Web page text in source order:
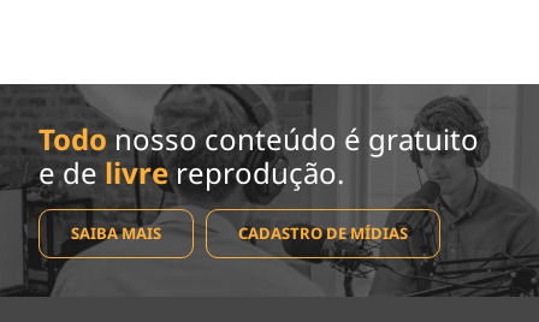
Todo nosso conteúdo é gratuito
e de livrereprodução.
SAIBA MAIS CADASTRO DE MÍDIAS